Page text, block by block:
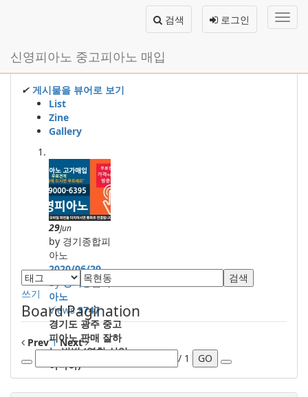
바
기
로그인
검색
신영피아노 중고피아노 매입
✔ 게시물을 뷰어로 보기
List
Zine
Gallery
29Jun
by 경기종합피
아노
2020/06/29
by경기종합피
아노
Views3747
경기도 광주 중고
피아노 판매 잘하
는 방법 (영창 삼익
야마하)
검색
쓰기
Board Pagination
Prev 1 Next
/ 1
GO